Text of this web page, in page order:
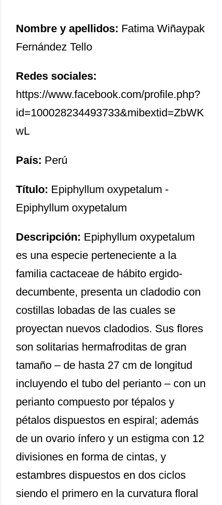
Nombre y apellidos: Fatima Wiñaypak
Fernández Tello
Redes sociales:
https://www.facebook.com/profile.php?
id=100028234493733&mibextid=ZbWK
wL
País: Perú
Título: Epiphyllum oxypetalum -
Epiphyllum oxypetalum
Descripción: Epiphyllum oxypetalum
es una especie perteneciente a la
familia cactaceae de hábito ergido-
decumbente, presenta un cladodio con
costillas lobadas de las cuales se
proyectan nuevos cladodios. Sus flores
son solitarias hermafroditas de gran
tamaño – de hasta 27 cm de longitud
incluyendo el tubo del perianto – con un
perianto compuesto por tépalos y
pétalos dispuestos en espiral; además
de un ovario ínfero y un estigma con 12
divisiones en forma de cintas, y
estambres dispuestos en dos ciclos
siendo el primero en la curvatura floral